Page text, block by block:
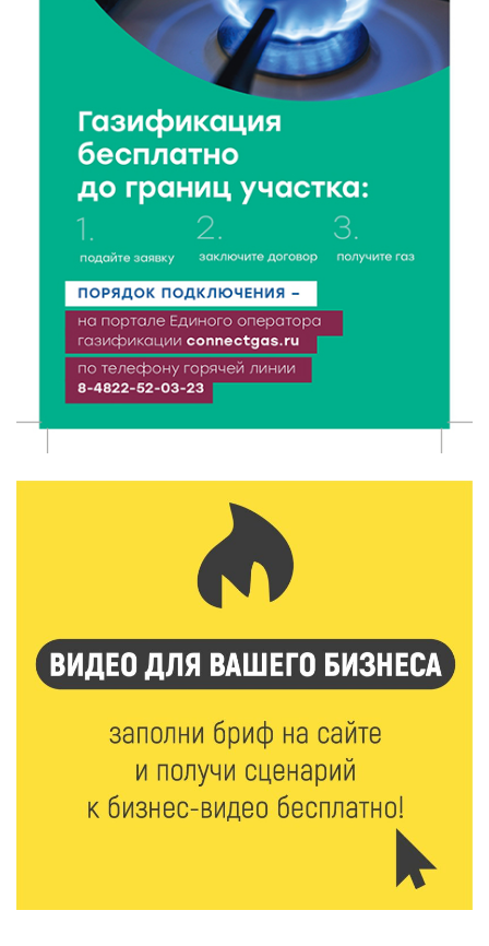
Мультфильм своими руками: в Твери дети сняли
ленту по мотивам басни «Карась»
Виталий Королев: Тверская область станет
спортивной столицей России
6 Авг 2026 13:02 202
Рынок труда 2026: где в Тверской области самые
высокие зарплаты и как изменились доходы
6 Авг 2026 12:43 775
Водителям автобусов в Тверской области
компенсируют ипотеку
Развитие надпрофессиональных компетенций:
студенческий актив ТвГМУ посетил культурную
205
работодателями
В Твери обновили отделение гнойной хирургии
6 Авг 2026 11:01 167